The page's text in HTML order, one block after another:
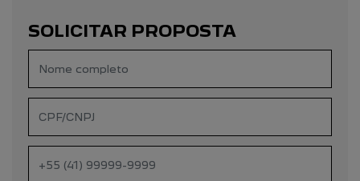
SOLICITAR PROPOSTA